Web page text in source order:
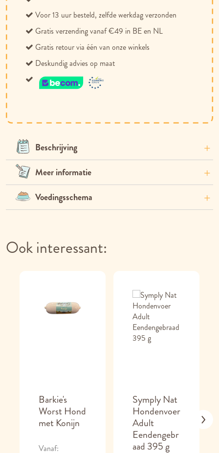
Voor 13 uur besteld, zelfde werkdag verzonden
Gratis verzending vanaf €49 in BE en NL
Gratis retour via één van onze winkels
Deskundig advies op maat
Beschrijving
Meer informatie
Voedingsschema
Ook interessant:
Barkie's
Worst Hond
met Konijn
Vanaf
Symply Nat
Hondenvoer
Adult
Eendengebr
aad 395 g